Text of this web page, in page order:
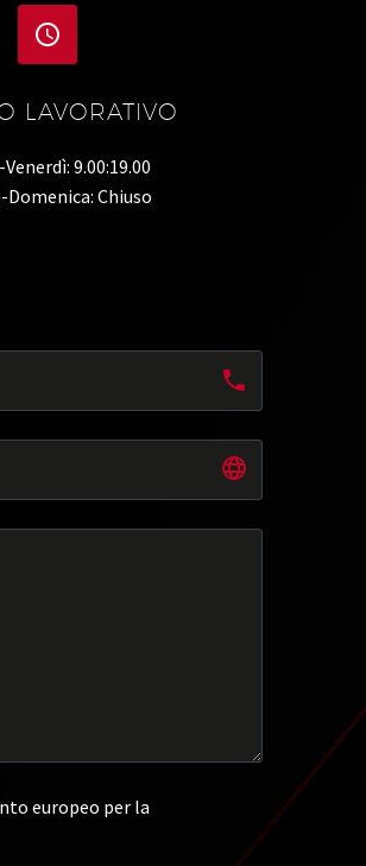


LAVORATIVO
9.00:19.00
Domenica: Chiuso
europeo per la